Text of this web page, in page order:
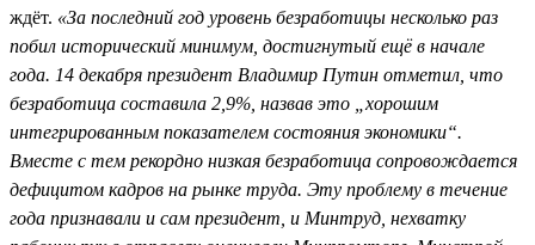
ждёт. «За последний год уровень безработицы несколько раз
побил исторический минимум, достигнутый ещё в начале
года. 14 декабря президент Владимир Путин отметил, что
безработица составила 2,9%, назвав это „хорошим
интегрированным показателем состояния экономики“.
Вместе с тем рекордно низкая безработица сопровождается
дефицитом кадров на рынке труда. Эту проблему в течение
года признавали и сам президент, и Минтруд, нехватку